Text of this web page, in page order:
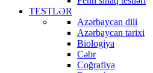
TESTLƏR
Azərbaycan dili
Azərbaycan tarixi
Biologiya
Cəbr
Coğrafiya